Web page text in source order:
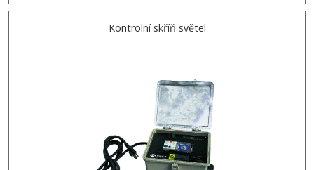
Kontrolní skříň světel